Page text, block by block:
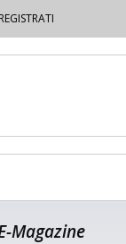
Magazine